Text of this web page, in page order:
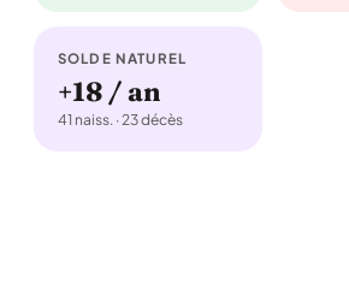
SOLDE NATUREL
+18 / an
41 naiss. · 23 décès